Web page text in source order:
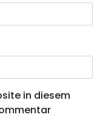
in diesem